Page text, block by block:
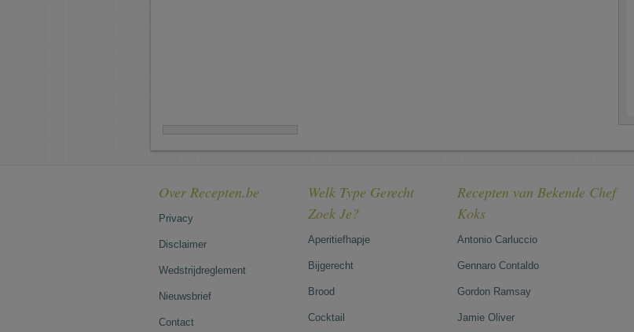
Over Recepten.be
Privacy
Disclaimer
Wedstrijdreglement
Nieuwsbrief
Contact
Welk Type Gerecht
Zoek Je?
Aperitiefhapje
Bijgerecht
Brood
Cocktail
Recepten van Bekende Chef
Koks
Antonio Carluccio
Gennaro Contaldo
Gordon Ramsay
Jamie Oliver